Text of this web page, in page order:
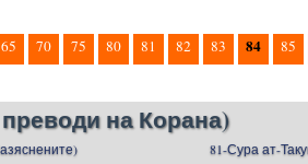
65 70 75 80 81 82 83 84 85
на Корана)
81-Сура ат-